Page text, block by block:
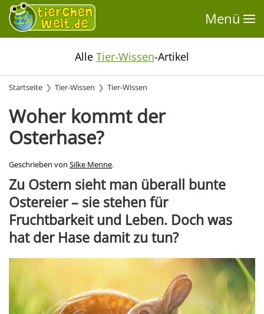
Menü
Alle Tier-Wissen-Artikel
Startseite Tier-Wissen Tier-Wissen
Woher kommt der
Osterhase?
Geschrieben von Silke Menne.
Zu Ostern sieht man überall bunte
Ostereier – sie stehen für
Fruchtbarkeit und Leben. Doch was
hat der Hase damit zu tun?